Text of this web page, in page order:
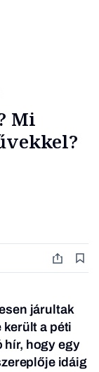
Mi
járultak
került a péti
hír, hogy egy
idáig